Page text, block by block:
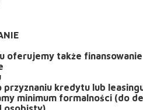
oferujemy także finansowanie
przyznaniu kredytu lub
minimum formalności (do